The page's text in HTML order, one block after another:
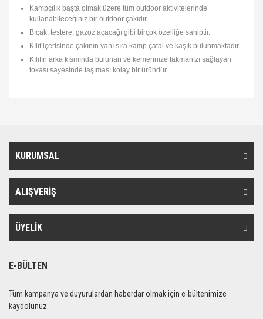
Kampçılık başta olmak üzere tüm outdoor aktivitelerinde
kullanabileceğiniz bir outdoor çakıdır.
Bıçak, testere, gazoz açacağı gibi birçok özelliğe sahiptir.
Kılıf içerisinde çakının yanı sıra kamp çatal ve kaşık bulunmaktadır.
Kılıfın arka kısmında bulunan ve kemerinize takmanızı sağlayan
tokası sayesinde taşıması kolay bir üründür.
Ürün bilgilerinde hatalar bulunuyor.
Ürün fiyatı diğer sitelerden daha pahalı.
Bu ürüne benzer farklı alternatifler olmalı.
KURUMSAL
ALIŞVERİŞ
ÜYELİK
E-BÜLTEN
Tüm kampanya ve duyurulardan haberdar olmak için e-bültenimize
kaydolunuz.